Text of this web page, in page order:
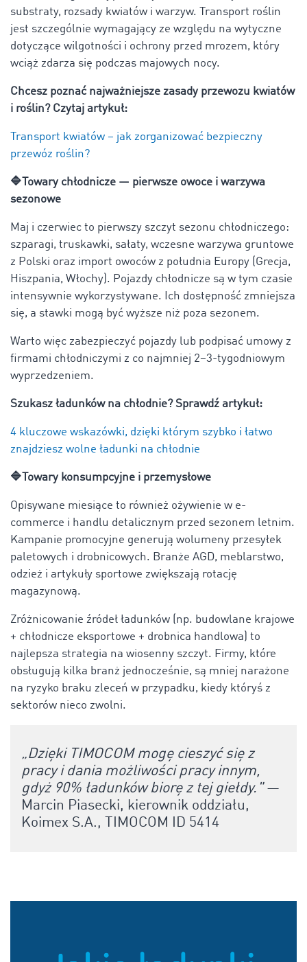
substraty, rozsady kwiatów i warzyw. Transport roślin
jest szczególnie wymagający ze względu na wytyczne
dotyczące wilgotności i ochrony przed mrozem, który
wciąż zdarza się podczas majowych nocy.
Chcesz poznać najważniejsze zasady przewozu kwiatów
i roślin? Czytaj artykuł:
Transport kwiatów – jak zorganizować bezpieczny
przewóz roślin?
🔷Towary chłodnicze — pierwsze owoce i warzywa
sezonowe
Maj i czerwiec to pierwszy szczyt sezonu chłodniczego:
szparagi, truskawki, sałaty, wczesne warzywa gruntowe
z Polski oraz import owoców z południa Europy (Grecja,
Hiszpania, Włochy). Pojazdy chłodnicze są w tym czasie
intensywnie wykorzystywane. Ich dostępność zmniejsza
się, a stawki mogą być wyższe niż poza sezonem.
Warto więc zabezpieczyć pojazdy lub podpisać umowy z
firmami chłodniczymi z co najmniej 2–3-tygodniowym
wyprzedzeniem.
Szukasz ładunków na chłodnie? Sprawdź artykuł:
4 kluczowe wskazówki, dzięki którym szybko i łatwo
znajdziesz wolne ładunki na chłodnie
🔷Towary konsumpcyjne i przemysłowe
Opisywane miesiące to również ożywienie w e-
commerce i handlu detalicznym przed sezonem letnim.
Kampanie promocyjne generują wolumeny przesyłek
paletowych i drobnicowych. Branże AGD, meblarstwo,
odzież i artykuły sportowe zwiększają rotację
magazynową.
Zróżnicowanie źródeł ładunków (np. budowlane krajowe
+ chłodnicze eksportowe + drobnica handlowa) to
najlepsza strategia na wiosenny szczyt. Firmy, które
obsługują kilka branż jednocześnie, są mniej narażone
na ryzyko braku zleceń w przypadku, kiedy któryś z
sektorów nieco zwolni.
„Dzięki TIMOCOM mogę cieszyć się z
pracy i dania możliwości pracy innym,
gdyż 90% ładunków biorę z tej giełdy."—
Marcin Piasecki, kierownik oddziału,
Koimex S.A., TIMOCOM ID 5414